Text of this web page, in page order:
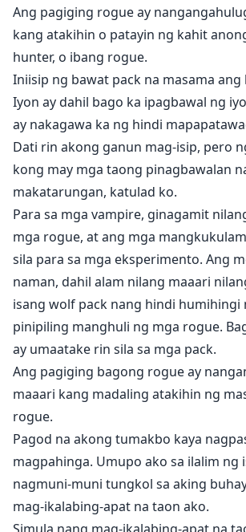
Ang pagiging rogue ay
kang atakihin o patayin ng kahit
hunter, o ibang rogue.
Iniisip ng bawat pack na masama
Iyon ay dahil bago ka ipagbawal ng
ay nakagawa ka ng hindi
Dati rin akong ganun mag-isip, pero
kong may mga taong pinagbawalan
makatarungan, katulad ko.
Para sa mga vampire, ginagamit
mga rogue, at ang mga
sila para sa mga eksperimento. Ang
naman, dahil alam nilang maaari
isang wolf pack nang hindi humihingi
pinipiling manghuli ng mga rogue.
ay umaatake rin sila sa mga pack.
Ang pagiging bagong rogue ay
maaari kang madaling atakihin ng
rogue.
Pagod na akong tumakbo kaya
magpahinga. Umupo ako sa ilalim ng
nagmuni-muni tungkol sa aking
mag-ikalabing-apat na taon ako.